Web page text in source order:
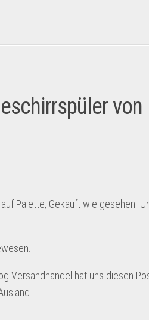
von
Palette, Gekauft wie gesehen.
Versandhandel hat uns diesen